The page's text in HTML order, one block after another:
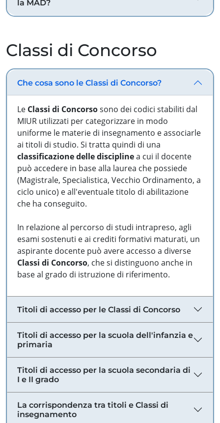
la MAD?
Classi di Concorso
Che cosa sono le Classi di Concorso?
Le Classi di Concorsosono dei codici stabiliti dal
MIUR utilizzati per categorizzare in modo
uniforme le materie di insegnamento e associarle
ai titoli di studio. Si tratta quindi di una
classificazione delle disciplinea cui il docente
può accedere in base alla laurea che possiede
(Magistrale, Specialistica, Vecchio Ordinamento, a
ciclo unico) e all'eventuale titolo di abilitazione
che ha conseguito.
In relazione al percorso di studi intrapreso, agli
esami sostenuti e ai crediti formativi maturati, un
aspirante docente può avere accesso a diverse
Classi di Concorso, che si distinguono anche in
base al grado di istruzione di riferimento.
Titoli di accesso per le Classi di Concorso
Titoli di accesso per la scuola dell'infanzia e
primaria
Titoli di accesso per la scuola secondaria di
I e II grado
La corrispondenza tra titoli e Classi di
insegnamento